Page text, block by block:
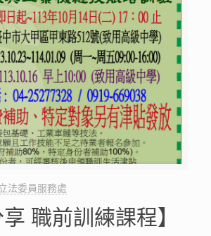
法委員服務處
享 職前訓練課程】